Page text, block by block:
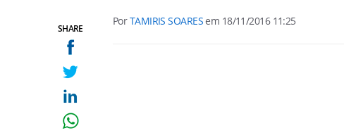
SHARE
PorTAMIRIS SOARESem 18/11/2016 11:25